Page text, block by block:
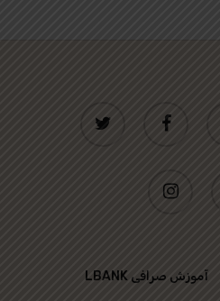
facebook
instagram
آموزش صرافی LBANK